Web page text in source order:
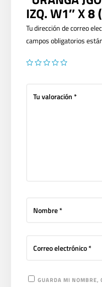
IZQ. W1″ X 8
Tu dirección de correo
campos obligatorios
GUARDA MI NOMBRE,